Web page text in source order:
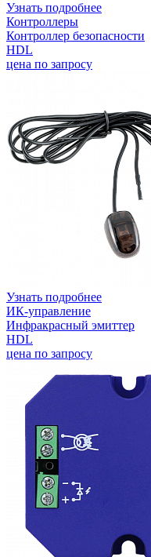
Узнать подробнее
Контроллеры
Контроллер безопасности
HDL
цена по запросу
Узнать подробнее
ИК-управление
Инфракрасный эмиттер
HDL
цена по запросу